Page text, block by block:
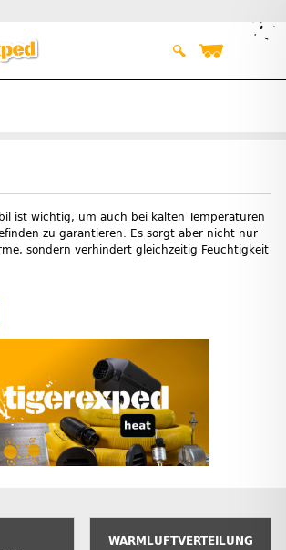
ist wichtig, um auch bei kalten Temperaturen
zu garantieren. Es sorgt aber nicht nur
sondern verhindert gleichzeitig Feuchtigkeit
WARMLUFTVERTEILUNG